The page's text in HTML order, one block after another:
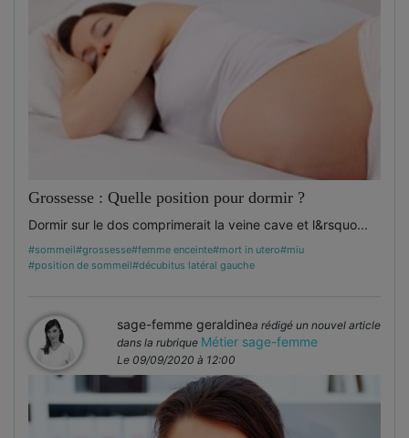
Grossesse : Quelle position pour dormir ?
Dormir sur le dos comprimerait la veine cave et l&rsquo...
#sommeil#grossesse#femme enceinte#mort in utero#miu
#position de sommeil#décubitus latéral gauche
sage-femme geraldinea rédigé un nouvel article
dans la rubrique Métier sage-femme
Le 09/09/2020 à 12:00